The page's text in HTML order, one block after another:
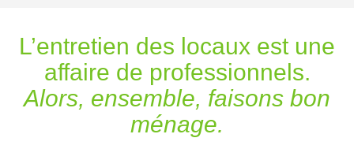
L’entretien des locaux est une
affaire de professionnels.
Alors, ensemble, faisons bon
ménage.